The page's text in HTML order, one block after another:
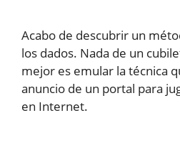
Acabo de descubrir un
los dados. Nada de un
mejor es emular la técnica
anuncio de un portal para
en Internet.